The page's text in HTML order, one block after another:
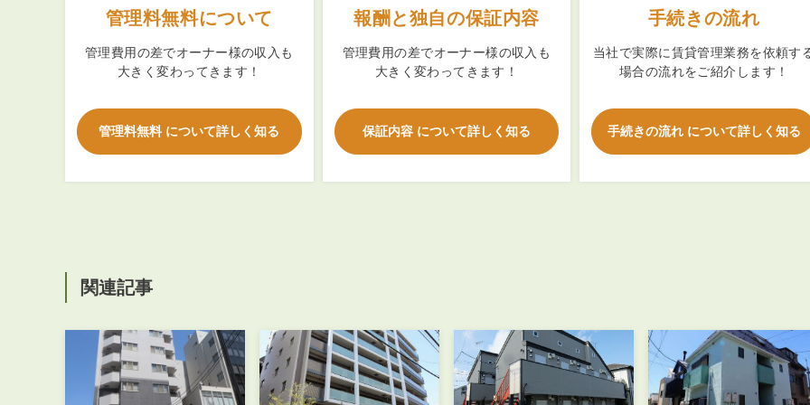
管理料無料について
管理費用の差でオーナー様の収入も
大きく変わってきます！
管理料無料 について詳しく知る
報酬と独自の保証内容
管理費用の差でオーナー様の収入も
大きく変わってきます！
保証内容 について詳しく知る
手続きの流れ
当社で実際に賃貸管理業務を依頼す
場合の流れをご紹介します！
手続きの流れ について詳しく知る
関連記事